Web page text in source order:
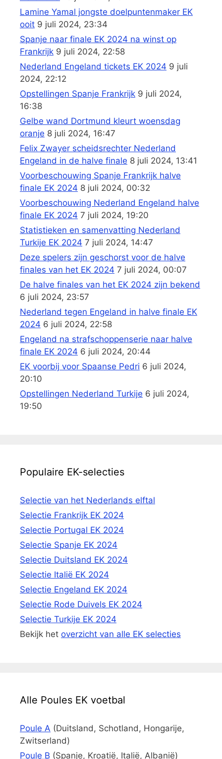
Lamine Yamal jongste doelpuntenmaker EK
ooit 9 juli 2024, 23:34
Spanje naar finale EK 2024 na winst op
Frankrijk 9 juli 2024, 22:58
Nederland Engeland tickets EK 2024 9 juli
2024, 22:12
Opstellingen Spanje Frankrijk 9 juli 2024,
16:38
Gelbe wand Dortmund kleurt woensdag
oranje 8 juli 2024, 16:47
Felix Zwayer scheidsrechter Nederland
Engeland in de halve finale 8 juli 2024, 13:41
Voorbeschouwing Spanje Frankrijk halve
finale EK 2024 8 juli 2024, 00:32
Voorbeschouwing Nederland Engeland halve
finale EK 2024 7 juli 2024, 19:20
Statistieken en samenvatting Nederland
Turkije EK 2024 7 juli 2024, 14:47
Deze spelers zijn geschorst voor de halve
finales van het EK 2024 7 juli 2024, 00:07
De halve finales van het EK 2024 zijn bekend
6 juli 2024, 23:57
Nederland tegen Engeland in halve finale EK
2024 6 juli 2024, 22:58
Engeland na strafschoppenserie naar halve
finale EK 2024 6 juli 2024, 20:44
EK voorbij voor Spaanse Pedri 6 juli 2024,
20:10
Opstellingen Nederland Turkije 6 juli 2024,
19:50
Populaire EK-selecties
Selectie van het Nederlands elftal
Selectie Frankrijk EK 2024
Selectie Portugal EK 2024
Selectie Spanje EK 2024
Selectie Duitsland EK 2024
Selectie Italië EK 2024
Selectie Engeland EK 2024
Selectie Rode Duivels EK 2024
Selectie Turkije EK 2024
Bekijk het overzicht van alle EK selecties
Alle Poules EK voetbal
Poule A (Duitsland, Schotland, Hongarije,
Zwitserland)
Poule B (Spanje, Kroatië, Italië, Albanië)